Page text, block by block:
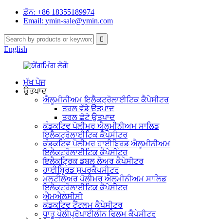
ਫ਼ੋਨ: +86 18355189974
Email: ymin-sale@ymin.com
English
ਮੁੱਖ ਪੇਜ
ਉਤਪਾਦ
ਐਲੂਮੀਨੀਅਮ ਇਲੈਕਟ੍ਰੋਲਾਈਟਿਕ ਕੈਪੇਸੀਟਰ
ਤਰਲ ਵੱਡੇ ਉਤਪਾਦ
ਤਰਲ ਛੋਟੇ ਉਤਪਾਦ
ਕੰਡਕਟਿਵ ਪੋਲੀਮਰ ਐਲੂਮੀਨੀਅਮ ਸਾਲਿਡ
ਇਲੈਕਟ੍ਰੋਲਾਈਟਿਕ ਕੈਪੇਸੀਟਰ
ਕੰਡਕਟਿਵ ਪੋਲੀਮਰ ਹਾਈਬ੍ਰਿਡ ਐਲੂਮੀਨੀਅਮ
ਇਲੈਕਟ੍ਰੋਲਾਈਟਿਕ ਕੈਪੇਸੀਟਰ
ਇਲੈਕਟ੍ਰਿਕ ਡਬਲ ਲੇਅਰ ਕੈਪੇਸੀਟਰ
ਹਾਈਬ੍ਰਿਡ ਸੁਪਰਕੈਪਸੀਟਰ
ਮਲਟੀਲੇਅਰ ਪੋਲੀਮਰ ਐਲੂਮੀਨੀਅਮ ਸਾਲਿਡ
ਇਲੈਕਟ੍ਰੋਲਾਈਟਿਕ ਕੈਪੇਸੀਟਰ
ਐਮਐਲਸੀਸੀ
ਕੰਡਕਟਿਵ ਟੈਂਟਲਮ ਕੈਪੇਸੀਟਰ
ਧਾਤੂ ਪੌਲੀਪ੍ਰੋਪਾਈਲੀਨ ਫਿਲਮ ਕੈਪੇਸੀਟਰ